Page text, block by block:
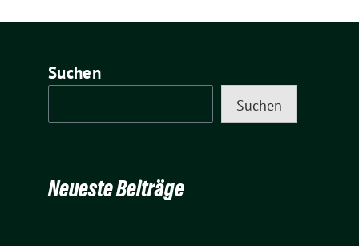
Suchen
Suchen
Neueste Beiträge